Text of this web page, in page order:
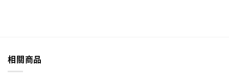
相關商品